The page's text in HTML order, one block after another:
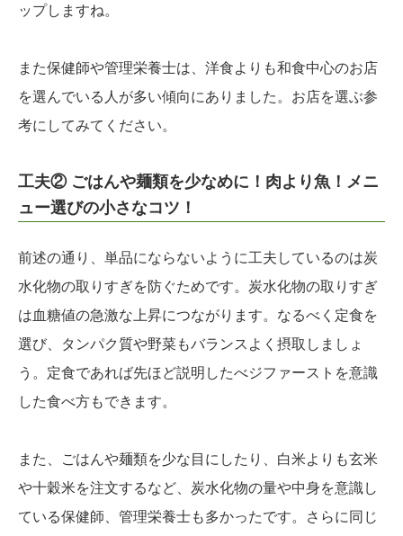
ップしますね。
また保健師や管理栄養士は、洋食よりも和食中心のお店
を選んでいる人が多い傾向にありました。お店を選ぶ参
考にしてみてください。
工夫② ごはんや麺類を少なめに！肉より魚！メニ
ュー選びの小さなコツ！
前述の通り、単品にならないように工夫しているのは炭
水化物の取りすぎを防ぐためです。炭水化物の取りすぎ
は血糖値の急激な上昇につながります。なるべく定食を
選び、タンパク質や野菜もバランスよく摂取しましょ
う。定食であれば先ほど説明したべジファーストを意識
した食べ方もできます。
また、ごはんや麺類を少な目にしたり、白米よりも玄米
や十穀米を注文するなど、炭水化物の量や中身を意識し
ている保健師、管理栄養士も多かったです。さらに同じ